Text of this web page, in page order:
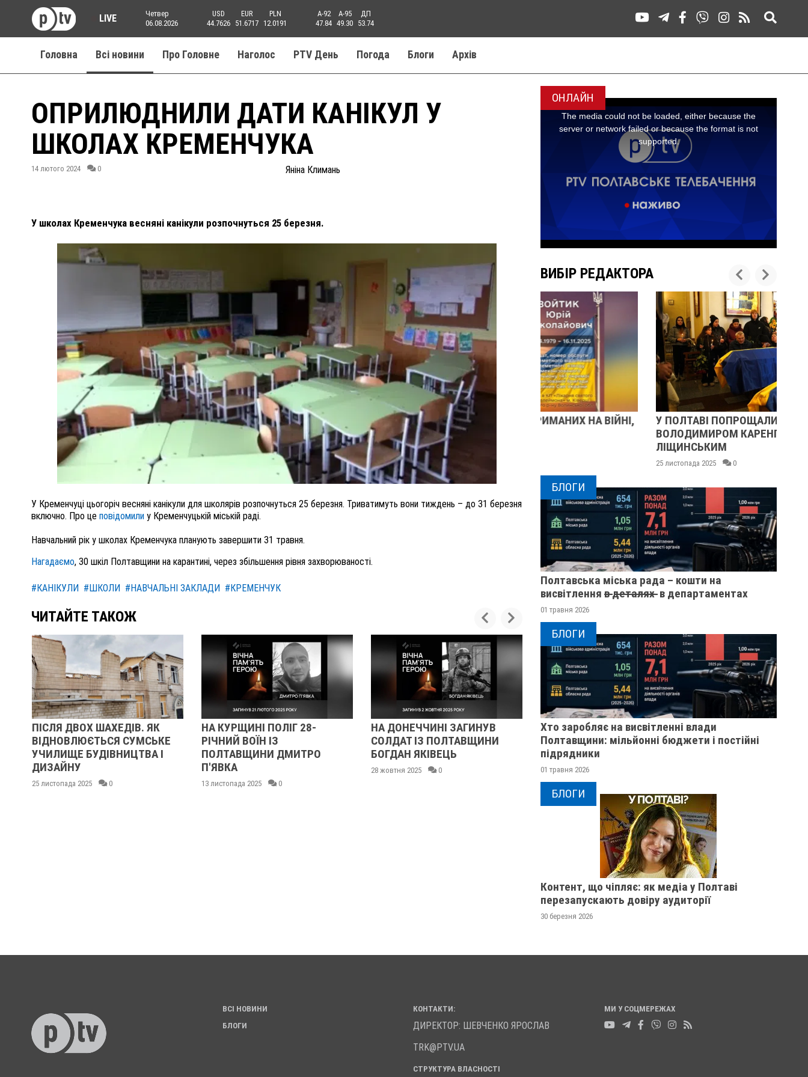
LIVE
Четвер
06.08.2026
USD
44.7626
EUR
51.6717
PLN
12.0191
A-92
47.84
A-95
49.30
ДП
53.74
Головна Всі новини Про Головне Наголос PTV День Погода Блоги Aрхів
ОПРИЛЮДНИЛИ ДАТИ КАНІКУЛ У
ШКОЛАХ КРЕМЕНЧУКА
14 лютого 2024 0 Яніна Климань
У школах Кременчука весняні канікули розпочнуться 25 березня.
У Кременчуці цьогоріч весняні канікули для школярів розпочнуться 25 березня. Триватимуть вони тиждень – до 31 березня
включно. Про це повідомили у Кременчуцькій міській раді.
Навчальний рік у школах Кременчука планують завершити 31 травня.
Нагадаємо, 30 шкіл Полтавщини на карантині, через збільшення рівня захворюваності.
#КАНІКУЛИ #ШКОЛИ #НАВЧАЛЬНІ ЗАКЛАДИ #КРЕМЕНЧУК
ЧИТАЙТЕ ТАКОЖ
ПІСЛЯ ДВОХ ШАХЕДІВ. ЯК
ВІДНОВЛЮЄТЬСЯ СУМСЬКЕ
УЧИЛИЩЕ БУДІВНИЦТВА І
ДИЗАЙНУ
25 листопада 2025 0
НА КУРЩИНІ ПОЛІГ 28-
РІЧНИЙ ВОЇН ІЗ
ПОЛТАВЩИНИ ДМИТРО
П'ЯВКА
13 листопада 2025 0
НА ДОНЕЧЧИНІ ЗАГИНУВ
СОЛДАТ ІЗ ПОЛТАВЩИНИ
БОГДАН ЯКІВЕЦЬ
28 жовтня 2025 0
У ПОЛТАВІ ЗАЗВУЧАВ ДЖАЗ:
ВІДКРИЛИ ПЕРШИЙ
МУЗИЧНИЙ ПРОСТІР
СВОБОДИ
10 жовтня 2025
СПОРТСМЕН З
ВСТАНОВИВ
ОНЛАЙН
ВИБІР РЕДАКТОРА
ПОЛІЦІЯ ПОЛТАВЩИНИ РОЗШУКУЄ 62-РІЧНУ
ЛЮДМИЛУ ТИМЧЕНКО
26 листопада 2025
ВНАСЛІДОК ПОРАНЕНЬ, ОТРИМАНИХ НА ВІЙНІ,
ПОМЕР ВОЇН ЮРІЙ ВОЙТИК
25 листопада 2025 0
У ПОЛТАВІ ПОПРОЩАЛИСЯ ІЗ ВІЙСЬКОВИМИ
ВОЛОДИМИРОМ КАРЕНГІНИМ ТА ОЛЕГОМ
БЛОГИ
Полтавська міська рада – кошти на
висвітлення в̶ ̶д̶е̶т̶а̶л̶я̶х̶ ̶ в департаментах
01 травня 2026
БЛОГИ
Хто заробляє на висвітленні влади
Полтавщини: мільйонні бюджети і постійні
підрядники
01 травня 2026
БЛОГИ
Контент, що чіпляє: як медіа у Полтаві
перезапускають довіру аудиторії
30 березня 2026
ВСІ НОВИНИ
БЛОГИ
КОНТАКТИ:
ДИРЕКТОР: ШЕВЧЕНКО ЯРОСЛАВ
TRK@PTV.UA
СТРУКТУРА ВЛАСНОСТІ
МИ У СОЦМЕРЕЖАХ